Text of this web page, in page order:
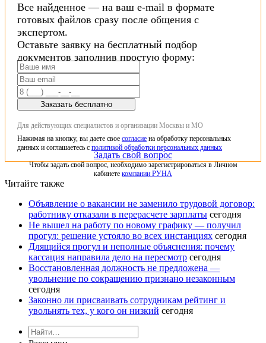
Все найденное — на ваш e-mail в формате
готовых файлов сразу после общения с
экспертом.
Оставьте заявку на бесплатный подбор
документов заполнив простую форму:
Заказать бесплатно
Для действующих специалистов и организации Москвы и МО
Нажимая на кнопку, вы даете свое согласие на обработку персональных
данных и соглашаетесь с политикой обработки персональных данных
Задать свой вопрос
Чтобы задать свой вопрос, необходимо зарегистрироваться в Личном
кабинете компании РУНА
Читайте также
Объявление о вакансии не заменило трудовой договор:
работнику отказали в перерасчете зарплаты сегодня
Не вышел на работу по новому графику — получил
прогул: решение устояло во всех инстанциях сегодня
Длящийся прогул и неполные объяснения: почему
кассация направила дело на пересмотр сегодня
Восстановленная должность не предложена —
увольнение по сокращению признано незаконным
сегодня
Законно ли присваивать сотрудникам рейтинг и
увольнять тех, у кого он низкий сегодня